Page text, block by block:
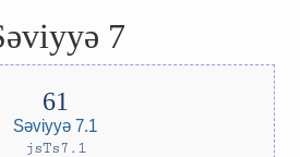
7
Səviyyə 7.1
jsTs7.1